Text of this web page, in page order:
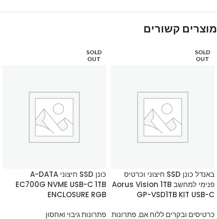
מוצרים קשורים
SOLD
OUT
באנדל כונן SSD חיצוני וכרטיס
פנימי למחשב Aorus Vision 1TB
GP-VSD1TB KIT USB-C
כרטיסים ובקרים ללוח אם, פתרונות
SOLD
OUT
כונן SSD חיצוני A-DATA
EC700G NVME USB-C 1TB
ENCLOSURE RGB
פתרונות גיבוי ואחסון